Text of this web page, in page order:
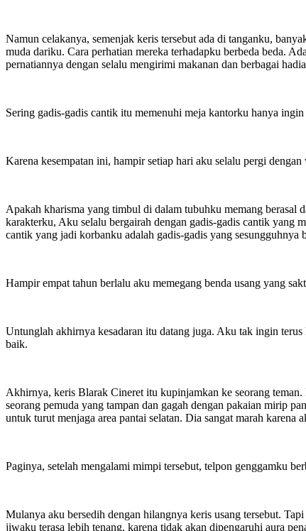
Namun celakanya, semenjak keris tersebut ada di tanganku,
muda dariku. Cara perhatian mereka terhadapku berbeda beda.
pernatiannya dengan selalu mengirimi makanan dan berbagai
Sering gadis-gadis cantik itu memenuhi meja kantorku hanya
Karena kesempatan ini, hampir setiap hari aku selalu pergi
Apakah kharisma yang timbul di dalam tubuhku memang berasal
karakterku, Aku selalu bergairah dengan gadis-gadis cantik yang
cantik yang jadi korbanku adalah gadis-gadis yang sesungguhnya
Hampir empat tahun berlalu aku memegang benda usang yang
Untunglah akhirnya kesadaran itu datang juga. Aku tak ingin
baik.
Akhirnya, keris Blarak Cineret itu kupinjamkan ke seorang
seorang pemuda yang tampan dan gagah dengan pakaian mirip
untuk turut menjaga area pantai selatan. Dia sangat marah
Paginya, setelah mengalami mimpi tersebut, telpon genggamku
Mulanya aku bersedih dengan hilangnya keris usang tersebut.
jiwaku terasa lebih tenang, karena tidak akan dipengaruhi aura